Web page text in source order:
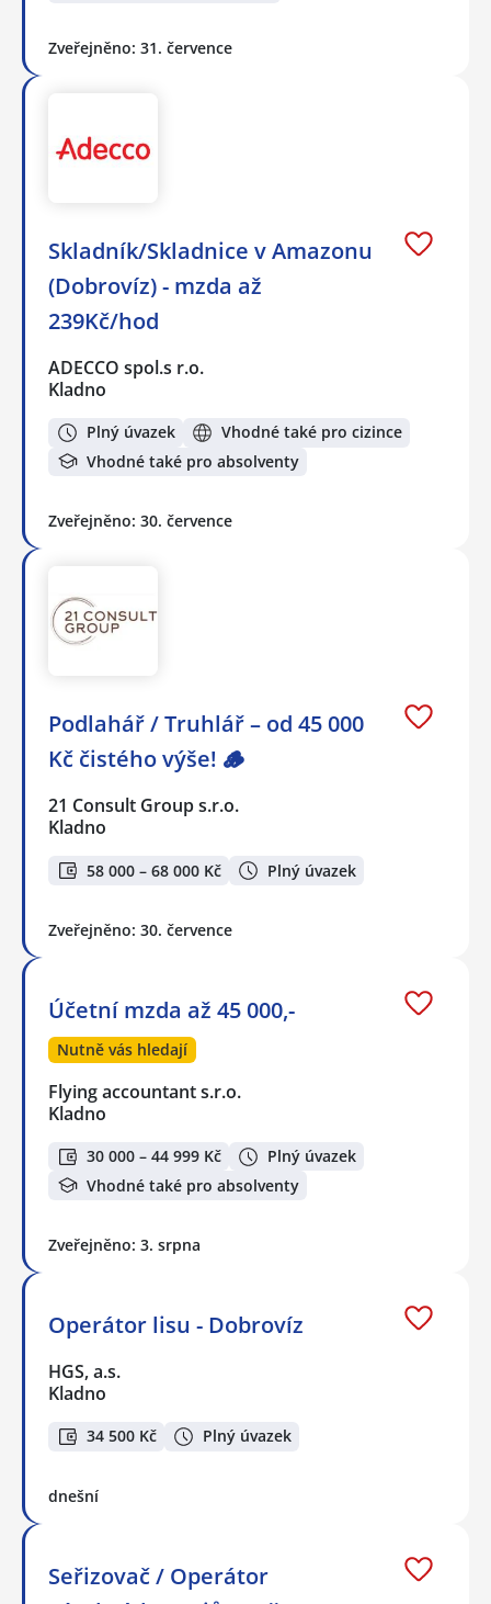
Zveřejněno: 31. července
Skladník/Skladnice v Amazonu
(Dobrovíz) - mzda až
239Kč/hod
ADECCO spol.s r.o.
Kladno
Plný úvazek
Vhodné také pro cizince
Vhodné také pro absolventy
Zveřejněno: 30. července
Podlahář / Truhlář – od 45 000
Kč čistého výše! 🪵
21 Consult Group s.r.o.
Kladno
58 000 – 68 000 Kč Plný úvazek
Zveřejněno: 30. července
Účetní mzda až 45 000,-
Nutně vás hledají
Flying accountant s.r.o.
Kladno
30 000 – 44 999 Kč
Plný úvazek
Vhodné také pro absolventy
Zveřejněno: 3. srpna
Operátor lisu - Dobrovíz
HGS, a.s.
Kladno
34 500 Kč Plný úvazek
dnešní
Seřizovač / Operátor